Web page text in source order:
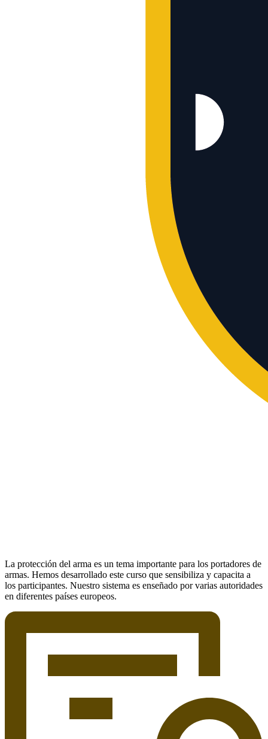
La protección del arma es un tema importante para los portadores de
armas. Hemos desarrollado este curso que sensibiliza y capacita a
los participantes. Nuestro sistema es enseñado por varias autoridades
en diferentes países europeos.